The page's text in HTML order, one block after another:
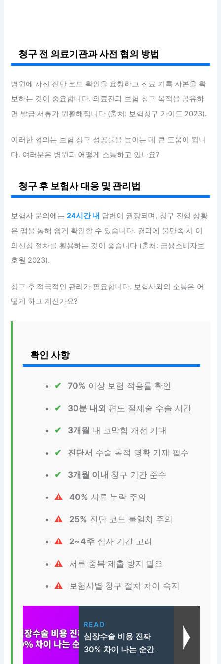
청구 전 의료기관과 사전 협의 방법
병원에 사전 진단 코드 확인을 요청하고 진료 기록 사본을 확
보하는 것이 중요합니다. 의료진과 보험 청구 목적을 공유하
면 발급 서류가 원활해집니다 (출처: 보험청구 가이드 2023).
이러한 협의는 보험 청구 성공률을 높이는 데 큰 도움이 됩니
다. 여러분은 병원과 어떻게 소통하고 있나요?
청구 후 보험사 대응 및 관리법
보험사 문의에는24시간 내 답변이 권장되며, 청구 진행 상황
은 앱을 통해 쉽게 확인할 수 있습니다. 결과에 불만족 시 이
의신청 절차를 활용하는 것이 좋습니다 (출처: 금융소비자보
호원 2023).
청구 후 적극적인 관리가 필요합니다. 보험사와의 소통은 어
떻게 하고 계신가요?
확인 사항
70% 이상 보험 적용률 확인
30분 내외 편도 절제술 수술 시간
3개월 내 코막힘 개선 기대
진단서 수술 목적 명확 기재 필수
3개월 이내 청구 기간 준수
40% 서류 누락 주의
25% 진단 코드 불일치 주의
2~4주 심사 기간 고려
서류 중복 제출 방지 필요
보험사별 청구 절차 차이 숙지
READ
심장수술 비용 진짜
30% 차이 나는 순간